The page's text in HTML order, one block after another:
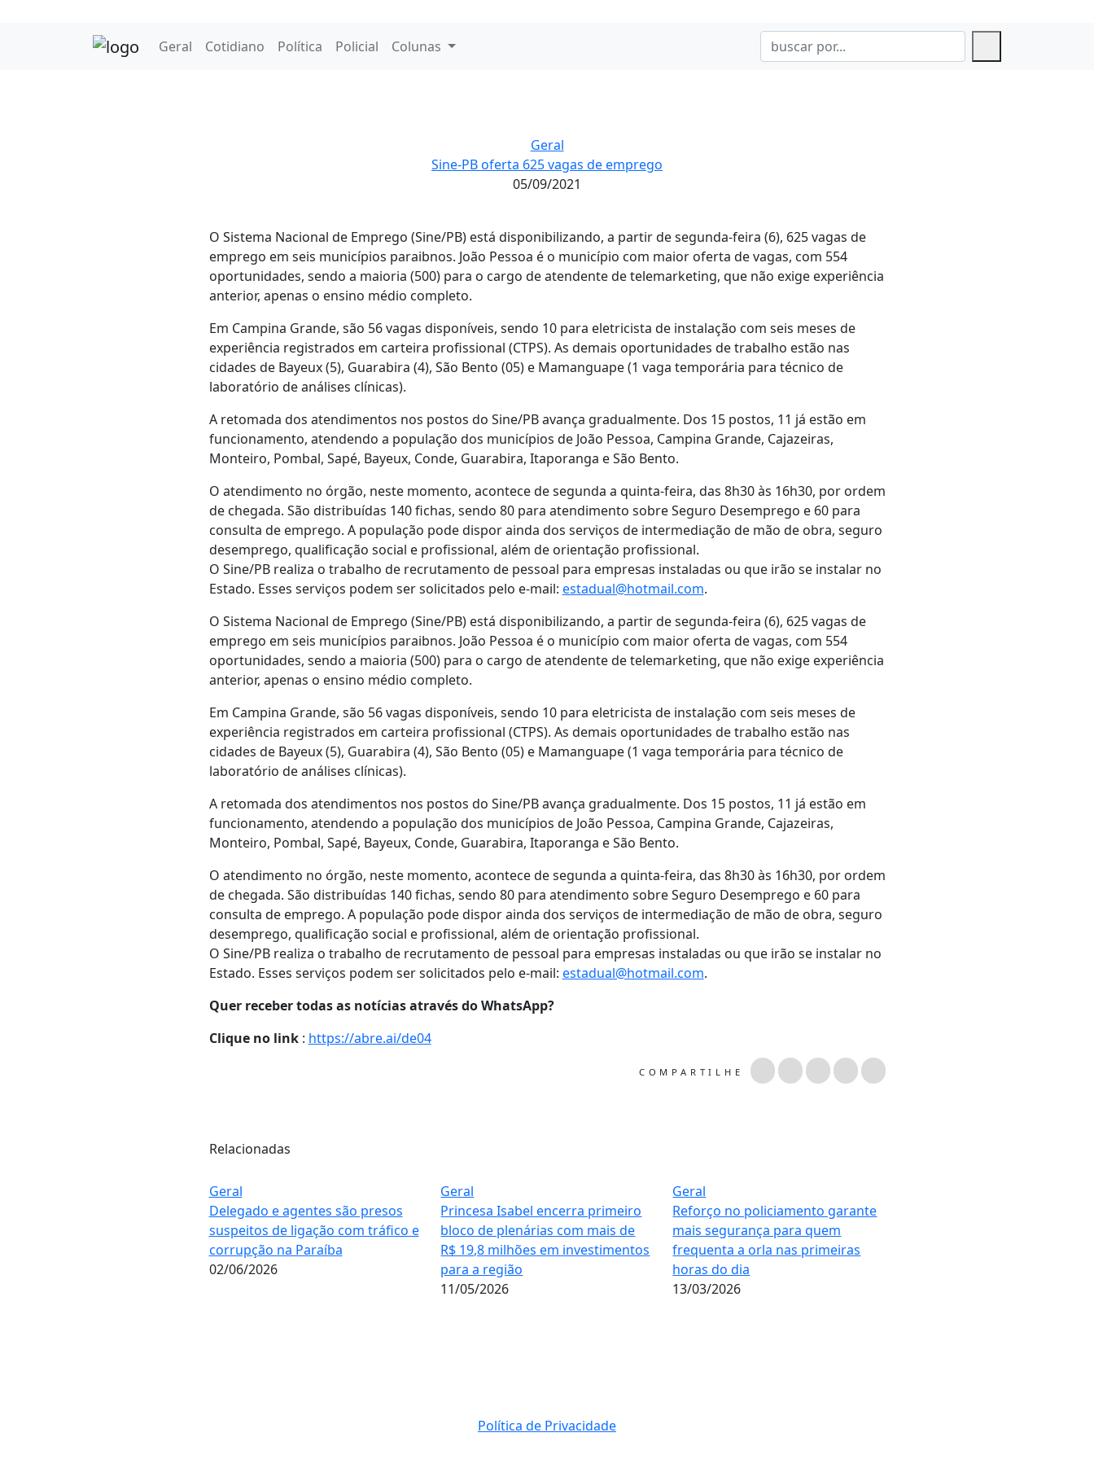
Geral Cotidiano Política Policial Colunas
Geral
Sine-PB oferta 625 vagas de emprego
05/09/2021
O Sistema Nacional de Emprego (Sine/PB) está disponibilizando, a partir de segunda-feira (6), 625 vagas de
emprego em seis municípios paraibnos. João Pessoa é o município com maior oferta de vagas, com 554
oportunidades, sendo a maioria (500) para o cargo de atendente de telemarketing, que não exige experiência
anterior, apenas o ensino médio completo.
Em Campina Grande, são 56 vagas disponíveis, sendo 10 para eletricista de instalação com seis meses de
experiência registrados em carteira profissional (CTPS). As demais oportunidades de trabalho estão nas
cidades de Bayeux (5), Guarabira (4), São Bento (05) e Mamanguape (1 vaga temporária para técnico de
laboratório de análises clínicas).
A retomada dos atendimentos nos postos do Sine/PB avança gradualmente. Dos 15 postos, 11 já estão em
funcionamento, atendendo a população dos municípios de João Pessoa, Campina Grande, Cajazeiras,
Monteiro, Pombal, Sapé, Bayeux, Conde, Guarabira, Itaporanga e São Bento.
O atendimento no órgão, neste momento, acontece de segunda a quinta-feira, das 8h30 às 16h30, por ordem
de chegada. São distribuídas 140 fichas, sendo 80 para atendimento sobre Seguro Desemprego e 60 para
consulta de emprego. A população pode dispor ainda dos serviços de intermediação de mão de obra, seguro
desemprego, qualificação social e profissional, além de orientação profissional.
O Sine/PB realiza o trabalho de recrutamento de pessoal para empresas instaladas ou que irão se instalar no
Estado. Esses serviços podem ser solicitados pelo e-mail: estadual@hotmail.com.
O Sistema Nacional de Emprego (Sine/PB) está disponibilizando, a partir de segunda-feira (6), 625 vagas de
emprego em seis municípios paraibnos. João Pessoa é o município com maior oferta de vagas, com 554
oportunidades, sendo a maioria (500) para o cargo de atendente de telemarketing, que não exige experiência
anterior, apenas o ensino médio completo.
Em Campina Grande, são 56 vagas disponíveis, sendo 10 para eletricista de instalação com seis meses de
experiência registrados em carteira profissional (CTPS). As demais oportunidades de trabalho estão nas
cidades de Bayeux (5), Guarabira (4), São Bento (05) e Mamanguape (1 vaga temporária para técnico de
laboratório de análises clínicas).
A retomada dos atendimentos nos postos do Sine/PB avança gradualmente. Dos 15 postos, 11 já estão em
funcionamento, atendendo a população dos municípios de João Pessoa, Campina Grande, Cajazeiras,
Monteiro, Pombal, Sapé, Bayeux, Conde, Guarabira, Itaporanga e São Bento.
O atendimento no órgão, neste momento, acontece de segunda a quinta-feira, das 8h30 às 16h30, por ordem
de chegada. São distribuídas 140 fichas, sendo 80 para atendimento sobre Seguro Desemprego e 60 para
consulta de emprego. A população pode dispor ainda dos serviços de intermediação de mão de obra, seguro
desemprego, qualificação social e profissional, além de orientação profissional.
O Sine/PB realiza o trabalho de recrutamento de pessoal para empresas instaladas ou que irão se instalar no
Estado. Esses serviços podem ser solicitados pelo e-mail: estadual@hotmail.com.
Quer receber todas as notícias através do WhatsApp?
Clique no link: https://abre.ai/de04
COMPARTILHE
Relacionadas
Geral
Delegado e agentes são presos
suspeitos de ligação com tráfico e
corrupção na Paraíba
02/06/2026
Geral
Princesa Isabel encerra primeiro
bloco de plenárias com mais de
R$ 19,8 milhões em investimentos
para a região
11/05/2026
Geral
Reforço no policiamento garante
mais segurança para quem
frequenta a orla nas primeiras
horas do dia
13/03/2026
Política de Privacidade